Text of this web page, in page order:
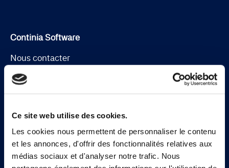
Ce site web utilise des cookies.
Les cookies nous permettent de personnaliser le contenu
et les annonces, d'offrir des fonctionnalités relatives aux
médias sociaux et d'analyser notre trafic. Nous
Continia Software
Nous contacter
À propos de Continia
Jobs
Trouver un partenaire